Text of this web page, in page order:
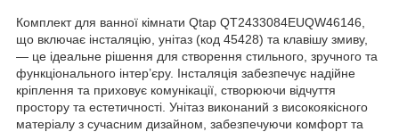
Комплект для ванної кімнати Qtap QT2433084EUQW46146,
що включає інсталяцію, унітаз (код 45428) та клавішу змиву,
— це ідеальне рішення для створення стильного, зручного та
функціонального інтер’єру. Інсталяція забезпечує надійне
кріплення та приховує комунікації, створюючи відчуття
простору та естетичності. Унітаз виконаний з високоякісного
матеріалу з сучасним дизайном, забезпечуючи комфорт та